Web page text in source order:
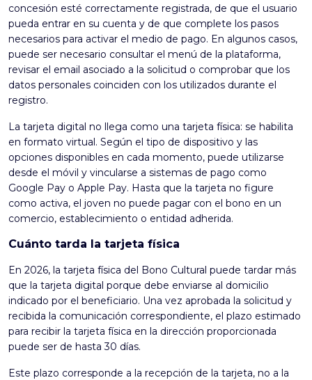
concesión esté correctamente registrada, de que el usuario
pueda entrar en su cuenta y de que complete los pasos
necesarios para activar el medio de pago. En algunos casos,
puede ser necesario consultar el menú de la plataforma,
revisar el email asociado a la solicitud o comprobar que los
datos personales coinciden con los utilizados durante el
registro.
La tarjeta digital no llega como una tarjeta física: se habilita
en formato virtual. Según el tipo de dispositivo y las
opciones disponibles en cada momento, puede utilizarse
desde el móvil y vincularse a sistemas de pago como
Google Pay o Apple Pay. Hasta que la tarjeta no figure
como activa, el joven no puede pagar con el bono en un
comercio, establecimiento o entidad adherida.
Cuánto tarda la tarjeta física
En 2026, la tarjeta física del Bono Cultural puede tardar más
que la tarjeta digital porque debe enviarse al domicilio
indicado por el beneficiario. Una vez aprobada la solicitud y
recibida la comunicación correspondiente, el plazo estimado
para recibir la tarjeta física en la dirección proporcionada
puede ser de hasta 30 días.
Este plazo corresponde a la recepción de la tarjeta, no a la